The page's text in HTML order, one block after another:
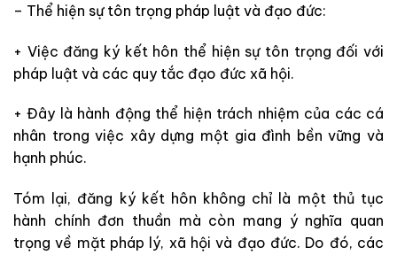
– Thể hiện sự tôn trọng pháp luật và đạo đức:
+ Việc đăng ký kết hôn thể hiện sự tôn trọng đối với
pháp luật và các quy tắc đạo đức xã hội.
+ Đây là hành động thể hiện trách nhiệm của các cá
nhân trong việc xây dựng một gia đình bền vững và
hạnh phúc.
Tóm lại, đăng ký kết hôn không chỉ là một thủ tục
hành chính đơn thuần mà còn mang ý nghĩa quan
trọng về mặt pháp lý, xã hội và đạo đức. Do đó, các